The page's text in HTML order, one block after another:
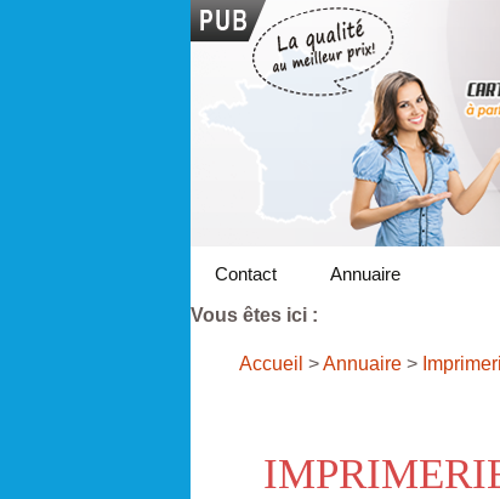
Contact
Annuaire
Vous êtes ici :
Accueil >Annuaire >